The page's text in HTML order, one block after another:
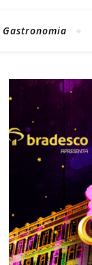
Gastronomia